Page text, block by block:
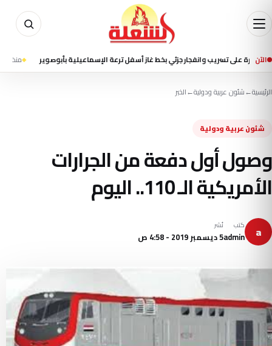
الآنتسريب وانفجار جزئي بخط غاز أسفل ترعة الإسماعيلية بأبوصوير منذ 22 ساعة
الرئيسية←شئون عربية ودولية←الخبر
شئون عربية ودولية
وصول أول دفعة من الجرارات
الأمريكية الـ 110.. اليوم
a كتب
admin
نُشر
5 ديسمبر 2019 - 4:58 ص